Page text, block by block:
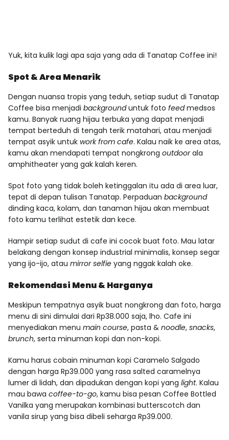
Yuk, kita kulik lagi apa saja yang ada di Tanatap Coffee ini!
Spot & Area Menarik
Dengan nuansa tropis yang teduh, setiap sudut di Tanatap
Coffee bisa menjadi backgrounduntuk foto feedmedsos
kamu. Banyak ruang hijau terbuka yang dapat menjadi
tempat berteduh di tengah terik matahari, atau menjadi
tempat asyik untuk work from cafe. Kalau naik ke area atas,
kamu akan mendapati tempat nongkrong outdoorala
amphitheater yang gak kalah keren.
Spot foto yang tidak boleh ketinggalan itu ada di area luar,
tepat di depan tulisan Tanatap. Perpaduan background
dinding kaca, kolam, dan tanaman hijau akan membuat
foto kamu terlihat estetik dan kece.
Hampir setiap sudut di cafe ini cocok buat foto. Mau latar
belakang dengan konsep industrial minimalis, konsep segar
yang ijo-ijo, atau mirror selfie yang nggak kalah oke.
Rekomendasi Menu & Harganya
Meskipun tempatnya asyik buat nongkrong dan foto, harga
menu di sini dimulai dari Rp38.000 saja, lho. Cafe ini
menyediakan menu main course, pasta & noodle, snacks,
brunch, serta minuman kopi dan non-kopi.
Kamu harus cobain minuman kopi Caramelo Salgado
dengan harga Rp39.000 yang rasa salted caramelnya
lumer di lidah, dan dipadukan dengan kopi yang light. Kalau
mau bawa coffee-to-go, kamu bisa pesan Coffee Bottled
Vanilka yang merupakan kombinasi butterscotch dan
vanila sirup yang bisa dibeli seharga Rp39.000.